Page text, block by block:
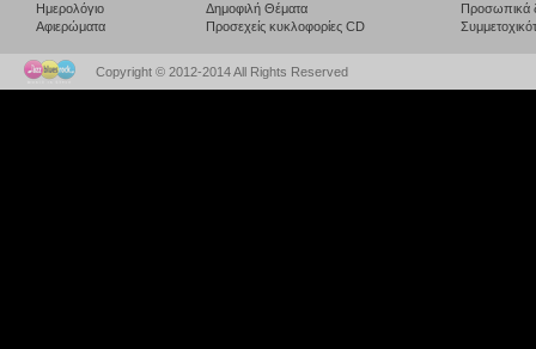
Ημερολόγιο
Αφιερώματα
Δημοφιλή Θέματα
Προσεχείς κυκλοφορίες CD
Προσωπικά
Copyright © 2012-2014 All Rights Reserved